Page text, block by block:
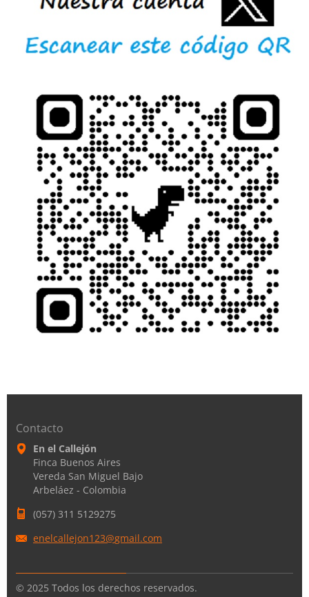
Contacto
En el Callejón
Finca Buenos Aires
Vereda San Miguel Bajo
Arbeláez - Colombia
(057) 311 5129275
enelcallejon123@gmail.com
© 2025 Todos los derechos reservados.